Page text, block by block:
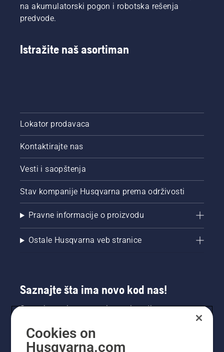
na akumulatorski pogon i robotska rešenja
predvode.
Istražite naš asortiman
Lokator prodavaca
Kontaktirajte nas
Vesti i saopštenja
Stav kompanije Husqvarna prema održivosti
Pravne informacije o proizvodu
Ostale Husqvarna veb stranice
Saznajte šta ima novo kod nas!
Saznajte prvi sve o novim proizvodima,
Prijavite se na naš bilten ovde.
Cookies on
Husqvarna.com